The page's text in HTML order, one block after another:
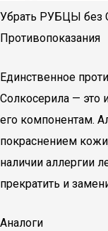
Убрать РУБЦЫ
Противопоказания
Единственное
Солкосерила — это
его компонентам.
покраснением
наличии аллергии
прекратить и
Аналоги